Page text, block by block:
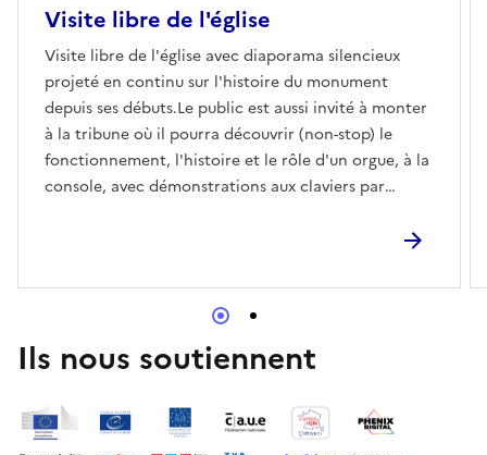
Visite libre de l'église
Visite libre de l'église avec diaporama silencieux
projeté en continu sur l'histoire du monument
depuis ses débuts.Le public est aussi invité à monter
à la tribune où il pourra découvrir (non-stop) le
fonctionnement, l'histoire et le rôle d'un orgue, à la
console, avec démonstrations aux claviers par
spectateurs pourront voir toute la mécanique en
à 15h avec places assises dans la nef.
Ils nous soutiennent